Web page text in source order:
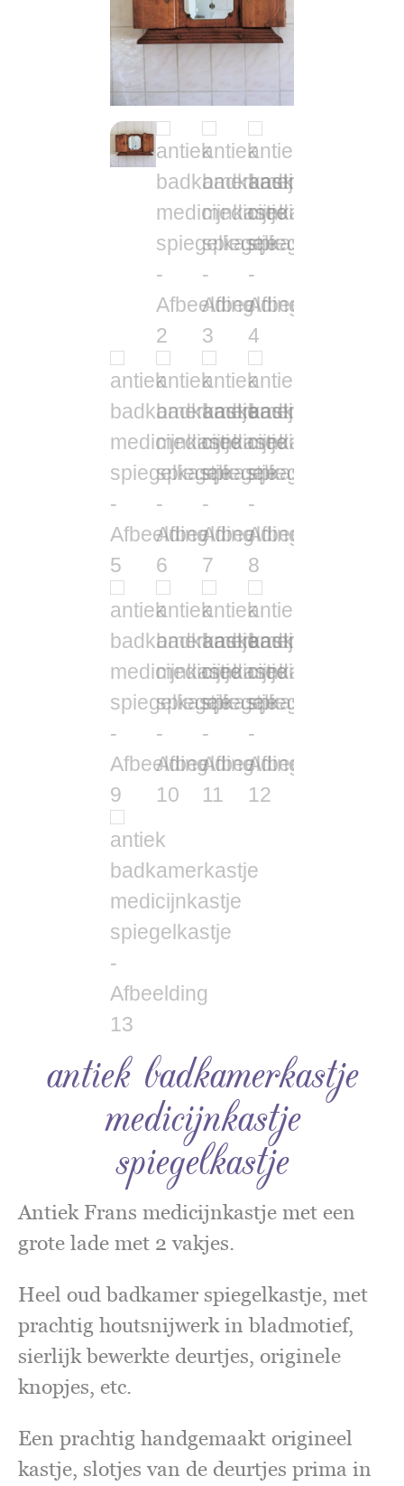
antiek badkamerkastje
medicijnkastje
spiegelkastje
Antiek Frans medicijnkastje met een
grote lade met 2 vakjes.
Heel oud badkamer spiegelkastje, met
prachtig houtsnijwerk in bladmotief,
sierlijk bewerkte deurtjes, originele
knopjes, etc.
Een prachtig handgemaakt origineel
kastje, slotjes van de deurtjes prima in